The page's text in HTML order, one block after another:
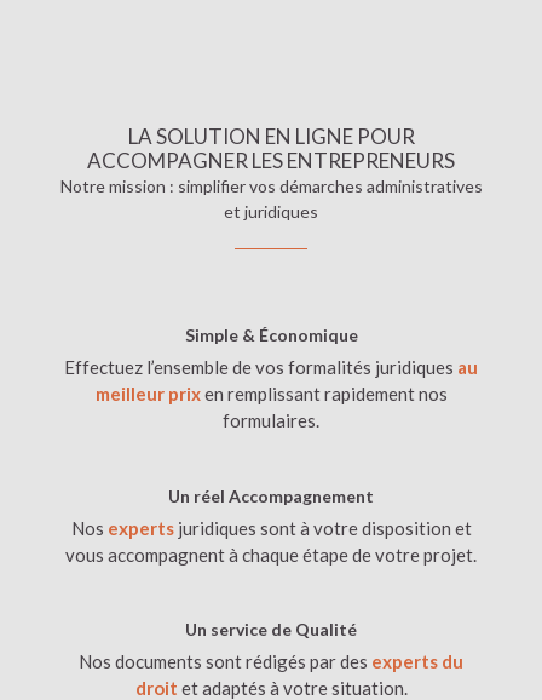
LA SOLUTION EN LIGNE POUR
ACCOMPAGNER LES ENTREPRENEURS
Notre mission : simplifier vos démarches administratives
et juridiques
Simple & Économique
Effectuez l’ensemble de vos formalités juridiques au
meilleur prixen remplissant rapidement nos
formulaires.
Un réel Accompagnement
Nos expertsjuridiques sont à votre disposition et
vous accompagnent à chaque étape de votre projet.
Un service de Qualité
Nos documents sont rédigés par des experts du
droit et adaptés à votre situation.